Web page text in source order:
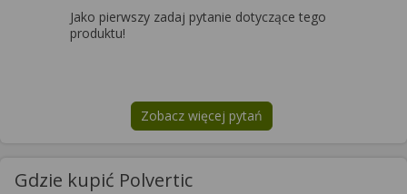
Jako pierwszy zadaj pytanie dotyczące tego
produktu!
Zobacz więcej pytań
na tematPolvertic
Gdzie kupić Polvertic